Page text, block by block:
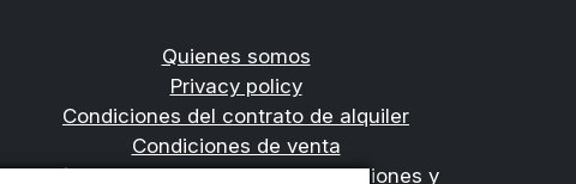
Quienes somos
Privacy policy
Condiciones del contrato de alquiler
Condiciones de venta
Política de Devoluciones, Cancelaciones y